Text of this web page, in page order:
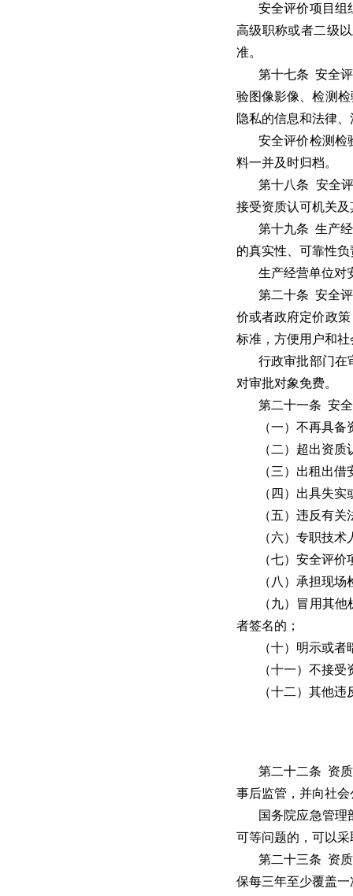
安全评价项目组
高级职称或者二级
准。
第十七条 安全
验图像影像、检测
隐私的信息和法律
安全评价检测检
料一并及时归档。
第十八条 安全
接受资质认可机关
第十九条 生产
的真实性、可靠性
生产经营单位对
第二十条 安全
价或者政府定价政
标准，方便用户和
行政审批部门在
对审批对象免费。
第二十一条 安
（一）不再具
（二）超出资
（三）出租出
（四）出具失
（五）违反有
（六）专职技
（七）安全评
（八）承担现
（九）冒用其
者签名的；
（十）明示或
（十一）不接
（十二）其他
第二十二条 资
事后监管，并向社
国务院应急管理
可等问题的，可以
第二十三条 资
保每三年至少覆盖一